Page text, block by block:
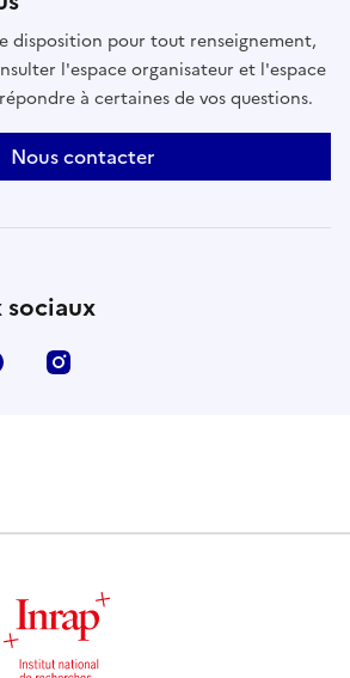
disposition pour tout renseignement,
l'espace organisateur et l'espace
à certaines de vos questions.
Nous contacter
sociaux
Facebook